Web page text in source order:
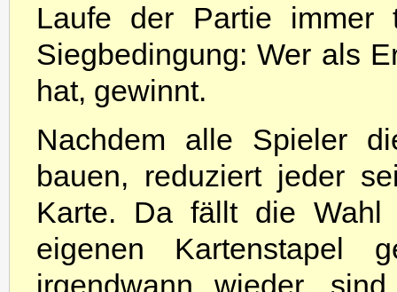
Laufe der Partie immer
Siegbedingung: Wer als
hat, gewinnt.
Nachdem alle Spieler
bauen, reduziert jeder
Karte. Da fällt die
eigenen Kartenstapel
irgendwann wieder,